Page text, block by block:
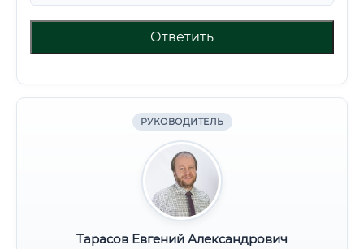
Ответить
РУКОВОДИТЕЛЬ
Тарасов Евгений Александрович